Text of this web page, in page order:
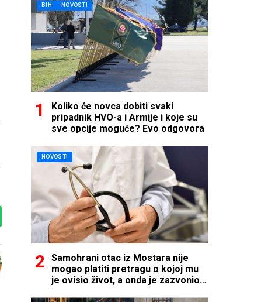
BIH NOVOSTI
Koliko će novca dobiti svaki
pripadnik HVO-a i Armije i koje su
sve opcije moguće? Evo odgovora
NOVOSTI
Samohrani otac iz Mostara nije
mogao platiti pretragu o kojoj mu
je ovisio život, a onda je zazvonio